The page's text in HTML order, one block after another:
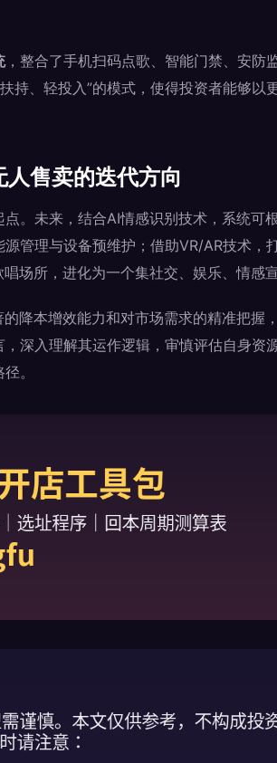
，整合了手机扫码点歌、智能门禁、安防
持、轻投入”的模式，使得投资者能够
售卖的迭代方向
。未来，结合AI情感识别技术，系统可
管理与设备预维护；借助VR/AR技术，
场所，进化为一个集社交、娱乐、情感
降本增效能力和对市场需求的精准把握
深入理解其运作逻辑，审慎评估自身资
。